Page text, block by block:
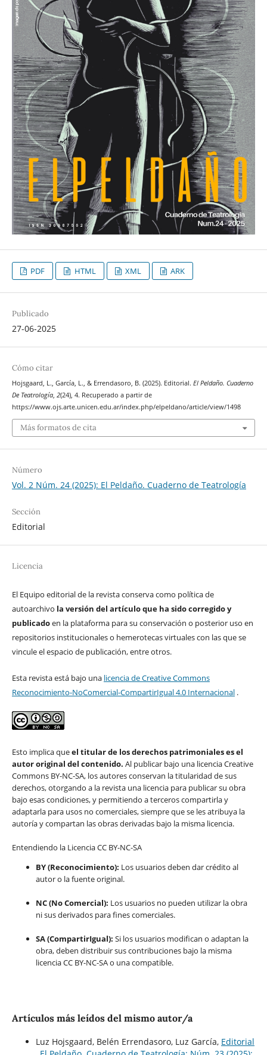
PDF HTML XML ARK
Publicado
27-06-2025
Cómo citar
Hojsgaard, L., García, L., & Errendasoro, B. (2025). Editorial. El Peldaño. Cuaderno
De Teatrología, 2(24), 4. Recuperado a partir de
https://www.ojs.arte.unicen.edu.ar/index.php/elpeldano/article/view/1498
Más formatos de cita
Número
Vol. 2 Núm. 24 (2025): El Peldaño. Cuaderno de Teatrología
Sección
Editorial
Licencia
El Equipo editorial de la revista conserva como política de
autoarchivo la versión del artículo que ha sido corregido y
publicadoen la plataforma para su conservación o posterior uso en
repositorios institucionales o hemerotecas virtuales con las que se
vincule el espacio de publicación, entre otros.
Esta revista está bajo una licencia de Creative Commons
Reconocimiento-NoComercial-CompartirIgual 4.0 Internacional.
Esto implica queel titular de los derechos patrimoniales es el
autor original del contenido. Al publicar bajo una licencia Creative
Commons BY-NC-SA, los autores conservan la titularidad de sus
derechos, otorgando a la revista una licencia para publicar su obra
bajo esas condiciones, y permitiendo a terceros compartirla y
adaptarla para usos no comerciales, siempre que se les atribuya la
autoría y compartan las obras derivadas bajo la misma licencia.
Entendiendo la Licencia CC BY-NC-SA
BY (Reconocimiento): Los usuarios deben dar crédito al
autor o la fuente original.
NC (No Comercial): Los usuarios no pueden utilizar la obra
ni sus derivados para fines comerciales.
SA (CompartirIgual): Si los usuarios modifican o adaptan la
obra, deben distribuir sus contribuciones bajo la misma
licencia CC BY-NC-SA o una compatible.
Artículos más leídos del mismo autor/a
Luz Hojsgaard, Belén Errendasoro, Luz García, Editorial